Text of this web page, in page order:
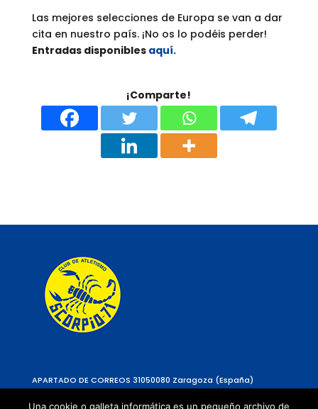
Las mejores selecciones de Europa se van a dar
cita en nuestro país. ¡No os lo podéis perder!
Entradas disponibles aquí.
¡Comparte!
APARTADO DE CORREOS 31050080 Zaragoza (España)
Una cookie o galleta informática es un pequeño archivo de